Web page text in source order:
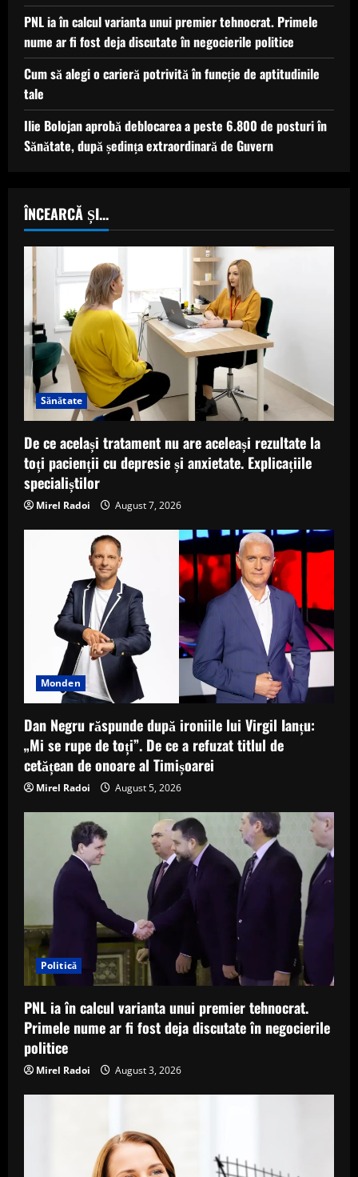
PNL ia în calcul varianta unui premier tehnocrat. Primele
nume ar fi fost deja discutate în negocierile politice
Cum să alegi o carieră potrivită în funcție de aptitudinile
tale
Ilie Bolojan aprobă deblocarea a peste 6.800 de posturi în
Sănătate, după ședința extraordinară de Guvern
ÎNCEARCĂ ȘI...
Sănătate
De ce același tratament nu are aceleași rezultate la
toți pacienții cu depresie și anxietate. Explicațiile
specialiștilor
Mirel Radoi August 7, 2026
Monden
Dan Negru răspunde după ironiile lui Virgil Ianțu:
„Mi se rupe de toți”. De ce a refuzat titlul de
cetățean de onoare al Timișoarei
Mirel Radoi August 5, 2026
Politică
PNL ia în calcul varianta unui premier tehnocrat.
Primele nume ar fi fost deja discutate în negocierile
politice
Mirel Radoi August 3, 2026